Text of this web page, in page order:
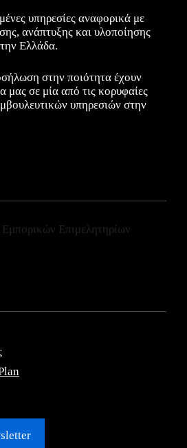
υπηρεσίες αναφορικά με
ανάπτυξης και υλοποίησης
Ελλάδα.
στην ποιότητα έχουν
μας σε μία από τις κορυφαίες
υπηρεσιών στην